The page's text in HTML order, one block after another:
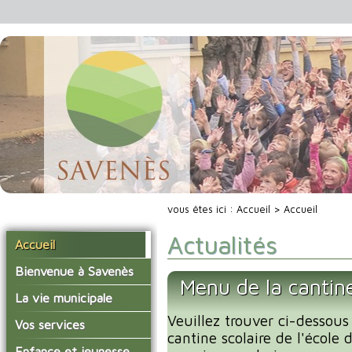
Accueil
Bienvenue à Savenès
Situer Savenès
Savenès en chiffre
L'histoire du village
La vie municipale
Vos élus
Les compte-rendus du
Vos services
La mairie
vous êtes ici : Accueil > Accueil
Actualités
Menu de la
Veuillez trouver ci-
cantine scolaire de l'école